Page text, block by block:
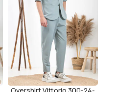
Overshirt Vittorio 300-24-